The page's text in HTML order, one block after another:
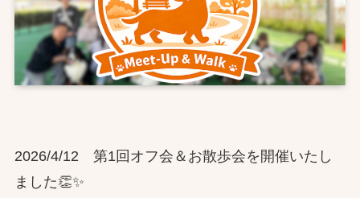
2026/4/12 第1回オフ会＆お散歩会を開催いたし
ました👏✨